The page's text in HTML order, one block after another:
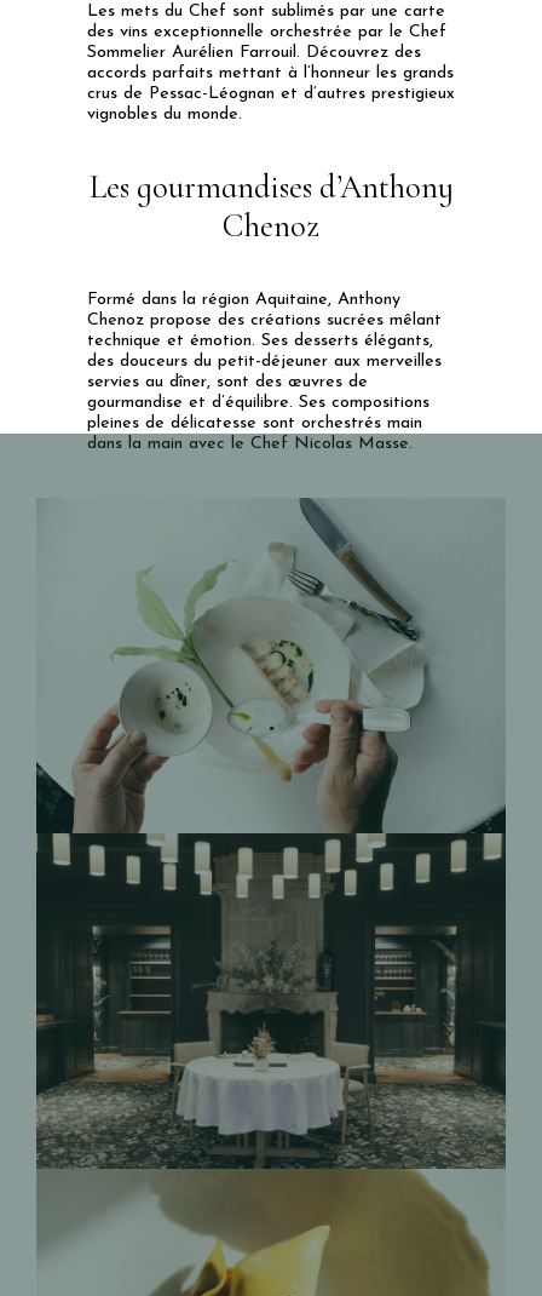
Les mets du Chef sont sublimés par une carte
des vins exceptionnelle orchestrée par le Chef
Sommelier Aurélien Farrouil. Découvrez des
accords parfaits mettant à l’honneur les grands
crus de Pessac-Léognan et d’autres prestigieux
vignobles du monde​.
Les gourmandises d’Anthony
Chenoz
Formé dans la région Aquitaine, Anthony
Chenoz propose des créations sucrées mêlant
technique et émotion. Ses desserts élégants,
des douceurs du petit-déjeuner aux merveilles
servies au dîner, sont des œuvres de
gourmandise et d’équilibre​. Ses compositions
pleines de délicatesse sont orchestrés main
dans la main avec le Chef Nicolas Masse.